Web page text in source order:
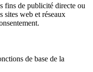
fins de publicité directe ou
sites web et réseaux
de base de la